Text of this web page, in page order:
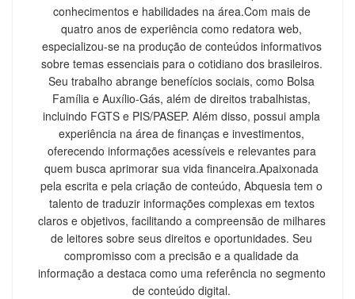
conhecimentos e habilidades na área.Com mais de
quatro anos de experiência como redatora web,
especializou-se na produção de conteúdos informativos
sobre temas essenciais para o cotidiano dos brasileiros.
Seu trabalho abrange benefícios sociais, como Bolsa
Família e Auxílio-Gás, além de direitos trabalhistas,
incluindo FGTS e PIS/PASEP. Além disso, possui ampla
experiência na área de finanças e investimentos,
oferecendo informações acessíveis e relevantes para
quem busca aprimorar sua vida financeira.Apaixonada
pela escrita e pela criação de conteúdo, Abquesia tem o
talento de traduzir informações complexas em textos
claros e objetivos, facilitando a compreensão de milhares
de leitores sobre seus direitos e oportunidades. Seu
compromisso com a precisão e a qualidade da
informação a destaca como uma referência no segmento
de conteúdo digital.